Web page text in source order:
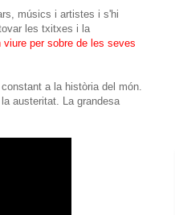
músics i artistes i s'hi
les txitxes i la
viure per sobre de les seves
a la història del món.
austeritat. La grandesa